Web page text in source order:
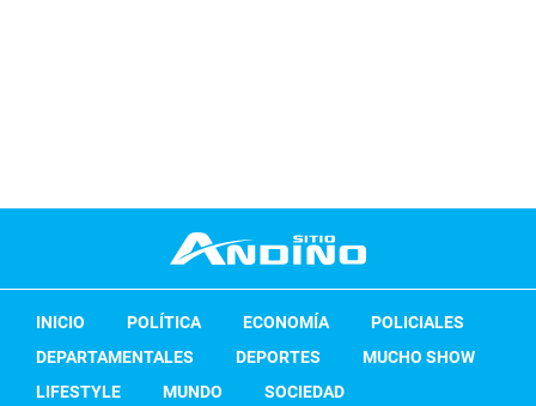
INICIO POLÍTICA ECONOMÍA
POLICIALES
DEPARTAMENTALES
DEPORTES
MUCHO SHOW
LIFESTYLE
MUNDO SOCIEDAD